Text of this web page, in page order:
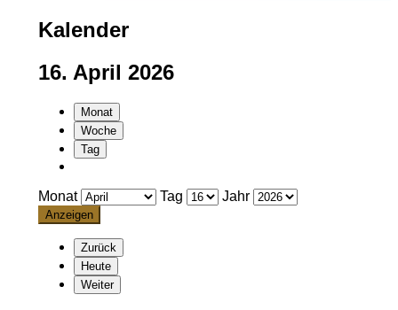
Kalender
16. April 2026
Monat
Woche
Tag
Monat Tag Jahr
Zurück
Heute
Weiter